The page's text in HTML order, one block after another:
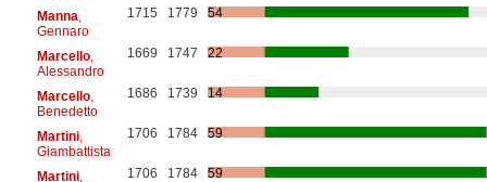
Manna
Gennaro
1715 1779 54
Marcello,
Alessandro
1669 1747 22
Marcello,
Benedetto
1686 1739 14
Martini,
Giambattista
1706 1784 59
Martini,
1706 1784 59